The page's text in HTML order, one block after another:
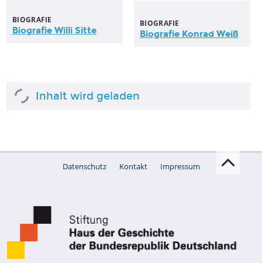
BIOGRAFIE
Biografie Willi Sitte
BIOGRAFIE
Biografie Konrad Weiß
Inhalt wird geladen
Datenschutz Kontakt Impressum